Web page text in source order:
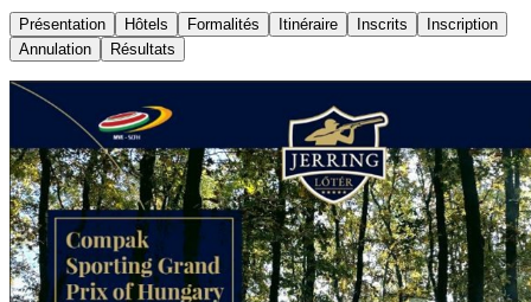
Présentation Hôtels Formalités Itinéraire Inscrits
Inscription
Annulation
Résultats